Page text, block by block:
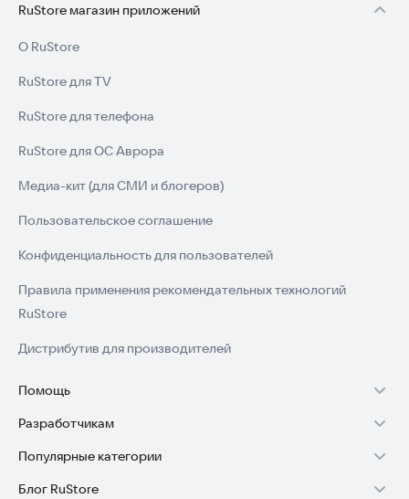
RuStore магазин приложений
О RuStore
RuStore для TV
RuStore для телефона
RuStore для ОС Аврора
Медиа-кит (для СМИ и блогеров)
Пользовательское соглашение
Конфиденциальность для пользователей
Правила применения рекомендательных технологий
RuStore
Дистрибутив для производителей
Помощь
Установка RuStore на TV
Установка RuStore на телефон
Разработчикам
Зарабатывать с RuStore
Стать разработчиком
Популярные категории
Игры для Android
Блог RuStore